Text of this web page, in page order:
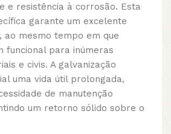
e resistência à corrosão. Esta
garante um excelente
ao mesmo tempo em que
funcional para inúmeras
e civis. A galvanização
uma vida útil prolongada,
de manutenção
um retorno sólido sobre o